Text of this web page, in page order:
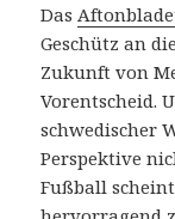
Das
Geschütz an
Zukunft von
Vorentscheid.
schwedischer
Perspektive
Fußball